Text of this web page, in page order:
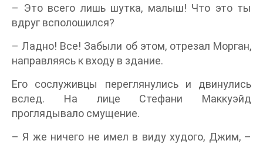
– Это всего лишь шутка, малыш! Что это ты
вдруг всполошился?
– Ладно! Все! Забыли об этом, отрезал Морган,
направляясь к входу в здание.
Его сослуживцы переглянулись и двинулись
вслед. На лице Стефани Маккуэйд
проглядывало смущение.
– Я же ничего не имел в виду худого, Джим, –